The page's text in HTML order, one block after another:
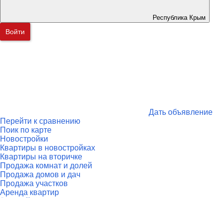
Республика Крым
Войти
Дать объявление
Перейти к сравнению
Поик по карте
Новостройки
Квартиры в новостройках
Квартиры на вторичке
Продажа комнат и долей
Продажа домов и дач
Продажа участков
Аренда квартир